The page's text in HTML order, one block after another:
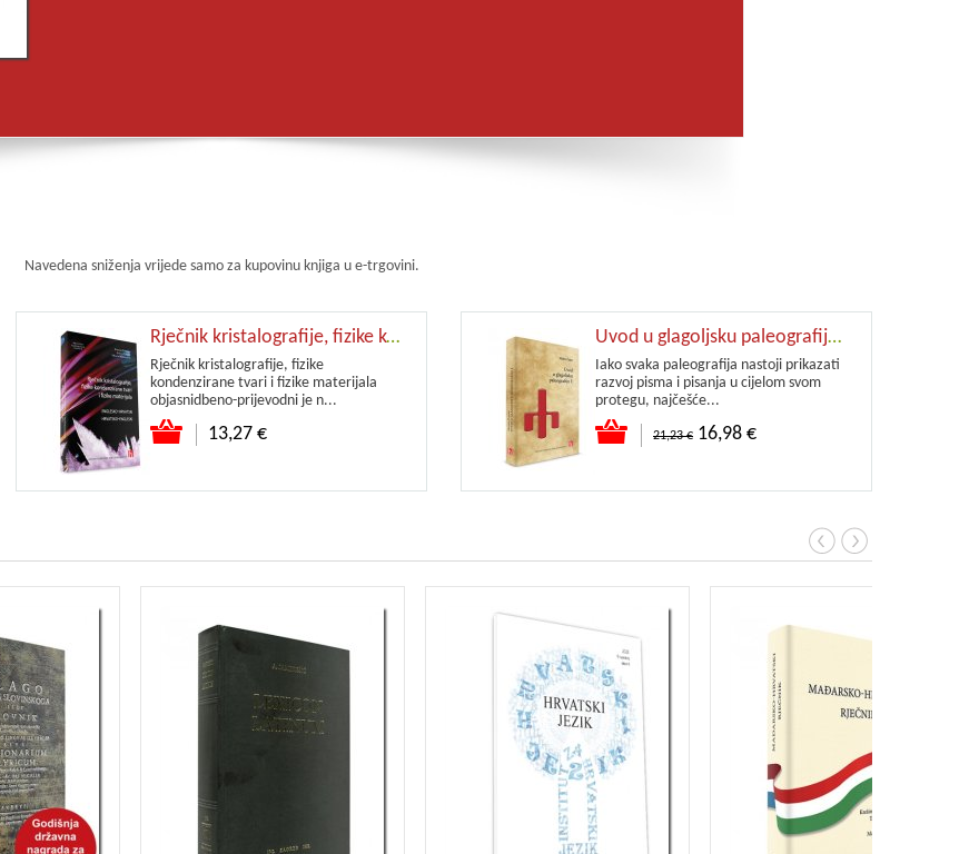
Navedena sniženja vrijede samo za kupovinu knjiga u e-trgovini.
Rječnik kristalografije, fizike kondenzirane tvari i fizike materijala
Rječnik kristalografije, fizike
kondenzirane tvari i fizike materijala
objasnidbeno-prijevodni je n...
13,27 €
Uvod u glagoljsku paleografiju 1
Iako svaka paleografija nastoji prikazati
razvoj pisma i pisanja u cijelom svom
protegu, najčešće...
21,23 € 16,98 €